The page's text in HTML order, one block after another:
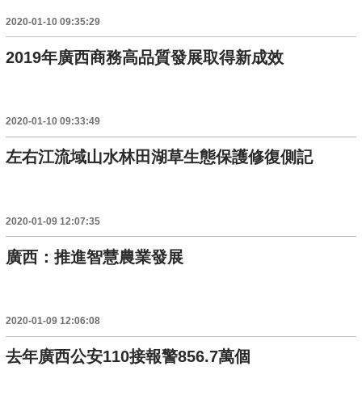
2020-01-10 09:35:29
2019年廣西商務高品質發展取得新成效
2020-01-10 09:33:49
左右江流域山水林田湖草生態保護修復側記
2020-01-09 12:07:35
廣西：推進智慧農業發展
2020-01-09 12:06:08
去年廣西公安110接報警856.7萬個